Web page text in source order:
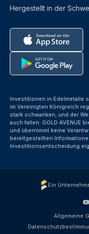
Hergestellt in der
Investitionen in Edelmetalle
im Vereinigten Königreich
stark schwanken, und der
auch fallen. GOLD AVENUE
und übernimmt keine
bereitgestellten
Investitionsentscheidung
Ein
Allgemeine